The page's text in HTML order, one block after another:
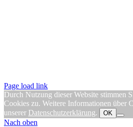
Page load link
Durch Nutzung dieser Website stimmen
Cookies zu. Weitere Informationen über
unserer Datenschutzerklärung. OK
Nach oben